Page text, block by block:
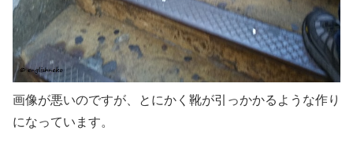
画像が悪いのですが、とにかく靴が引っかかるような作り
になっています。